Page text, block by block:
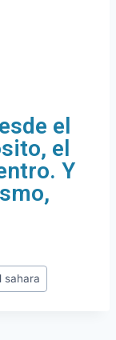
el
el
Y
sahara